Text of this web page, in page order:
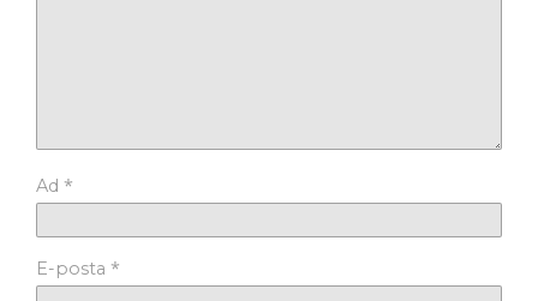
Ad *
E-posta *